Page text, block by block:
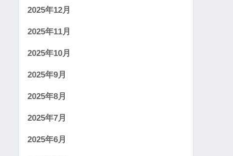
2025年12月
2025年11月
2025年10月
2025年9月
2025年8月
2025年7月
2025年6月